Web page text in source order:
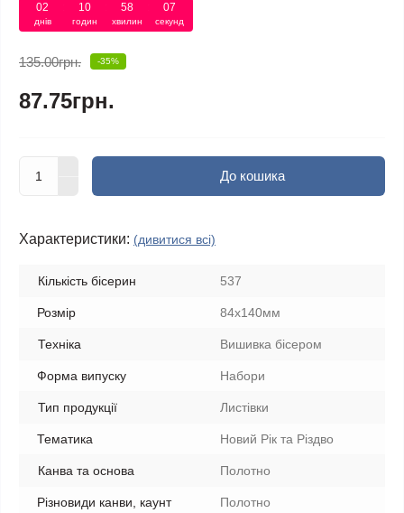
02
днів
10
годин
58
хвилин
07
секунд
135.00грн. -35%
87.75грн.
До кошика
Характеристики: (дивитися всі)
Кількість бісерин 537
Розмір 84х140мм
Техніка Вишивка бісером
Форма випуску Набори
Тип продукції Листівки
Тематика Новий Рік та Різдво
Канва та основа Полотно
Різновиди канви, каунт Полотно